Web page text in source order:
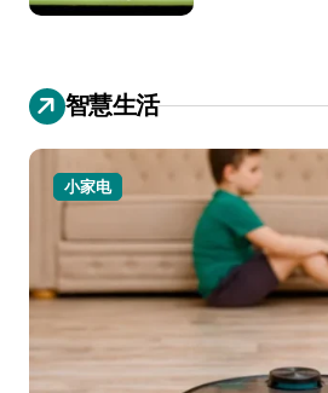
智慧生活
小家电